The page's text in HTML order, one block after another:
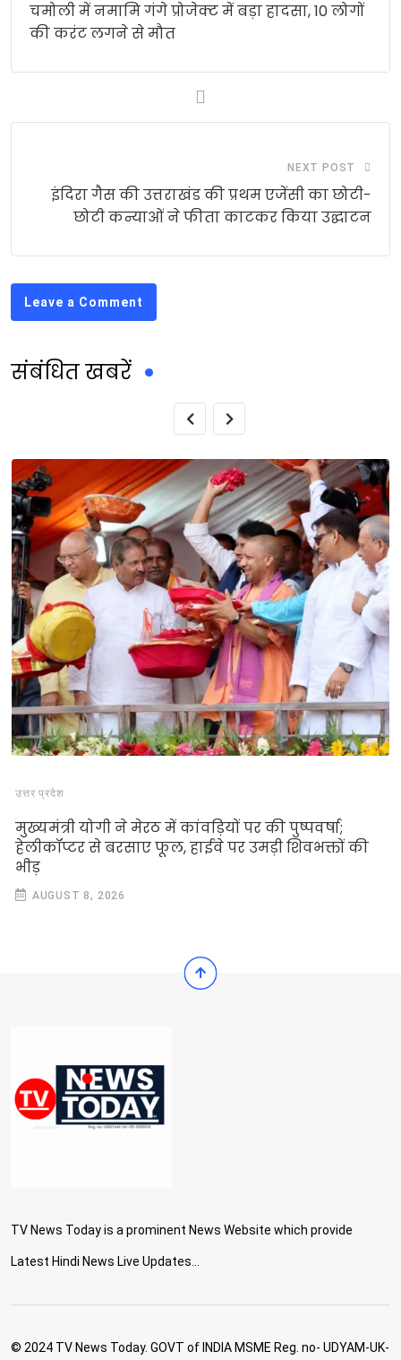
चमोली में नमामि गंगे प्रोजेक्ट में बड़ा हादसा, 10 लोगों
की करंट लगने से मौत
NEXT POST
इंदिरा गैस की उत्तराखंड की प्रथम एजेंसी का छोटी-
छोटी कन्याओं ने फीता काटकर किया उद्घाटन
Leave a Comment
संबंधित खबरें
उत्तर प्रदेश
मुख्यमंत्री योगी ने मेरठ में कांवड़ियों पर की पुष्पवर्षा;
हेलीकॉप्टर से बरसाए फूल, हाईवे पर उमड़ी शिवभक्तों की
भीड़
AUGUST 8, 2026
TV News Today is a prominent News Website which provide
Latest Hindi News Live Updates...
© 2024 TV News Today. GOVT of INDIA MSME Reg. no- UDYAM-UK-